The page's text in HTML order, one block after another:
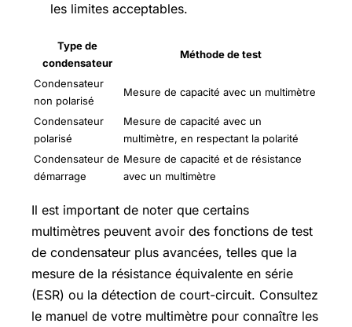
les limites acceptables.
Type de
condensateur
Méthode de test
Condensateur
non polarisé
Mesure de capacité avec un multimètre
Condensateur
polarisé
Mesure de capacité avec un
multimètre, en respectant la polarité
Condensateur de
démarrage
Mesure de capacité et de résistance
avec un multimètre
Il est important de noter que certains
multimètres peuvent avoir des fonctions de test
de condensateur plus avancées, telles que la
mesure de la résistance équivalente en série
(ESR) ou la détection de court-circuit. Consultez
le manuel de votre multimètre pour connaître les